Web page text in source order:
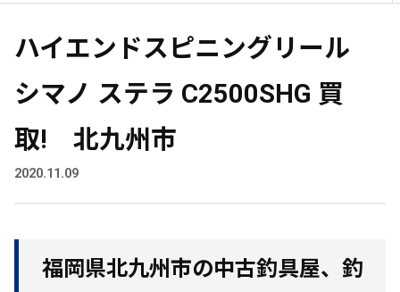
ハイエンドスピニングリール
シマノ ステラ C2500SHG 買
取! 北九州市
2020.11.09
福岡県北九州市の中古釣具屋、釣